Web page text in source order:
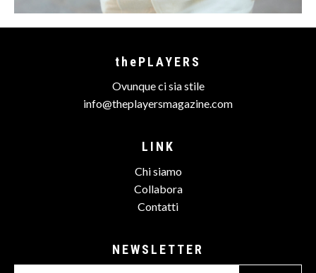
thePLAYERS
Ovunque ci sia stile
info@theplayersmagazine.com
LINK
Chi siamo
Collabora
Contatti
NEWSLETTER